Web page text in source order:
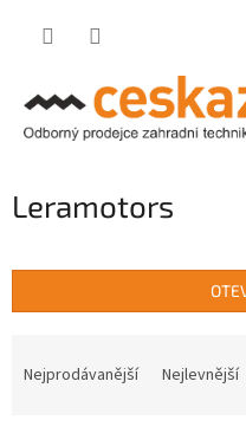
Leramotors
Nejprodávanější Nejlevnější